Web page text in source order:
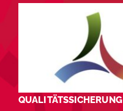
QUALITÄTSSICHERUNG